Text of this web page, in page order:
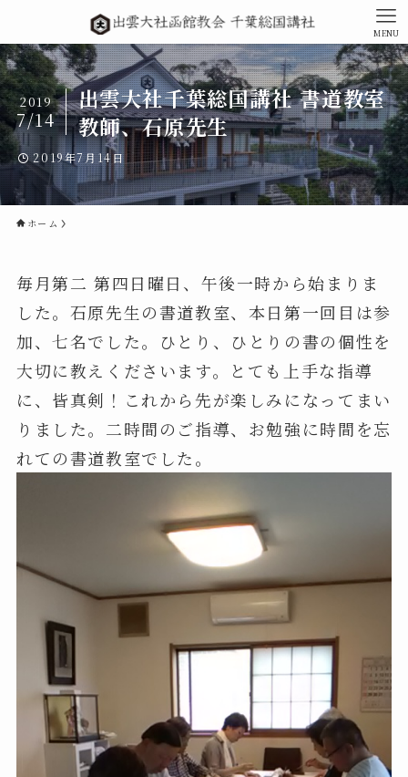
MENU
出雲大社千葉総国講社 書道教室
教師、石原先生
2019
7/14
2019年7月14日
ホーム
毎月第二 第四日曜日、午後一時から始まりま
した。石原先生の書道教室、本日第一回目は参
加、七名でした。ひとり、ひとりの書の個性を
大切に教えくださいます。とても上手な指導
に、皆真剣！これから先が楽しみになってまい
りました。二時間のご指導、お勉強に時間を忘
れての書道教室でした。